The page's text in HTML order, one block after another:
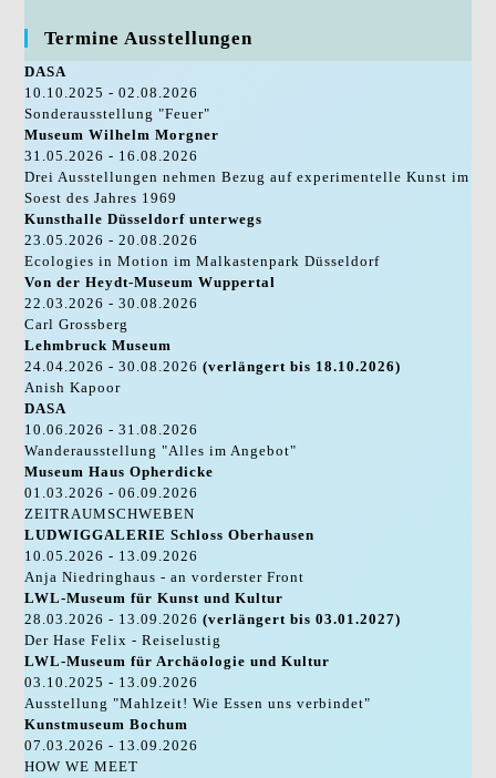
Termine Ausstellungen
DASA
10.10.2025 - 02.08.2026
Sonderausstellung "Feuer"
Museum Wilhelm Morgner
31.05.2026 - 16.08.2026
Drei Ausstellungen nehmen Bezug auf experimentelle Kunst im
Soest des Jahres 1969
Kunsthalle Düsseldorf unterwegs
23.05.2026 - 20.08.2026
Ecologies in Motion im Malkastenpark Düsseldorf
Von der Heydt-Museum Wuppertal
22.03.2026 - 30.08.2026
Carl Grossberg
Lehmbruck Museum
24.04.2026 - 30.08.2026(verlängert bis 18.10.2026)
Anish Kapoor
DASA
10.06.2026 - 31.08.2026
Wanderausstellung "Alles im Angebot"
Museum Haus Opherdicke
01.03.2026 - 06.09.2026
ZEITRAUMSCHWEBEN
LUDWIGGALERIE Schloss Oberhausen
10.05.2026 - 13.09.2026
Anja Niedringhaus - an vorderster Front
LWL-Museum für Kunst und Kultur
28.03.2026 - 13.09.2026(verlängert bis 03.01.2027)
Der Hase Felix - Reiselustig
LWL-Museum für Archäologie und Kultur
03.10.2025 - 13.09.2026
Ausstellung "Mahlzeit! Wie Essen uns verbindet"
Kunstmuseum Bochum
07.03.2026 - 13.09.2026
HOW WE MEET